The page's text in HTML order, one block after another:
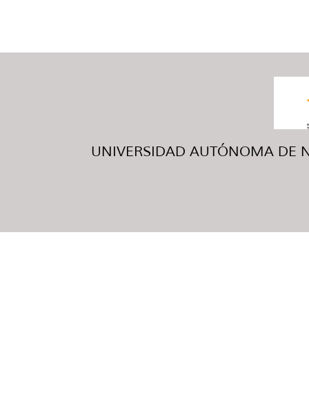
UNIVERSIDAD AUTÓNOMA DE